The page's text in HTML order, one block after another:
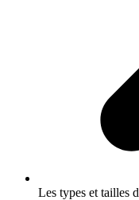
Les types et tailles